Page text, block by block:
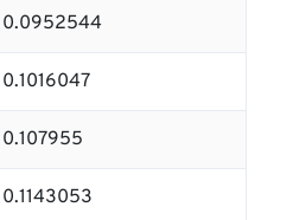
0.0952544
0.1016047
0.107955
0.1143053